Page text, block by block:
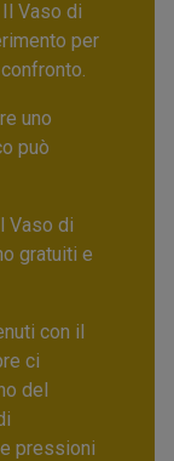
Vaso di
per
uno
può
Vaso di
gratuiti e
con il
ci
del
pressioni